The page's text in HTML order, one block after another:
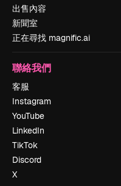
出售內容
新聞室
正在尋找 magnific.ai
聯絡我們
客服
Instagram
YouTube
LinkedIn
TikTok
Discord
X